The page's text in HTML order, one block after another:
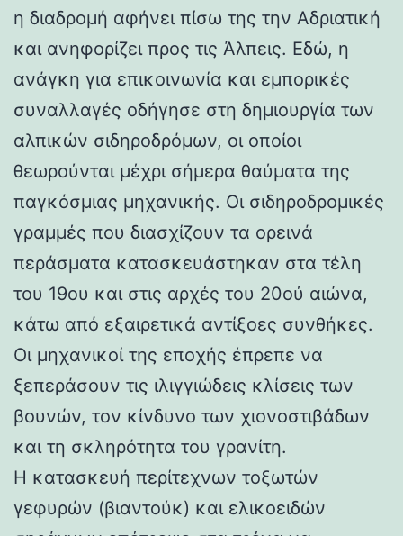
η διαδρομή αφήνει πίσω της την Αδριατική
και ανηφορίζει προς τις Άλπεις. Εδώ, η
ανάγκη για επικοινωνία και εμπορικές
συναλλαγές οδήγησε στη δημιουργία των
αλπικών σιδηροδρόμων, οι οποίοι
θεωρούνται μέχρι σήμερα θαύματα της
παγκόσμιας μηχανικής. Οι σιδηροδρομικές
γραμμές που διασχίζουν τα ορεινά
περάσματα κατασκευάστηκαν στα τέλη
του 19ου και στις αρχές του 20ού αιώνα,
κάτω από εξαιρετικά αντίξοες συνθήκες.
Οι μηχανικοί της εποχής έπρεπε να
ξεπεράσουν τις ιλιγγιώδεις κλίσεις των
βουνών, τον κίνδυνο των χιονοστιβάδων
και τη σκληρότητα του γρανίτη.
Η κατασκευή περίτεχνων τοξωτών
γεφυρών (βιαντούκ) και ελικοειδών